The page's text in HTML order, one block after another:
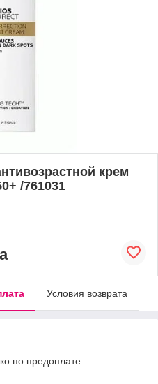
крем
/761031
Условия возврата
по предоплате.